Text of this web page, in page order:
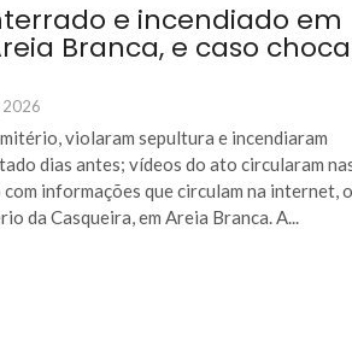
e incendiado em
Branca, e caso choca
2026
violaram sepultura e incendiaram
dias antes; vídeos do ato circularam
informações que circulam na internet,
da Casqueira, em Areia Branca. A...